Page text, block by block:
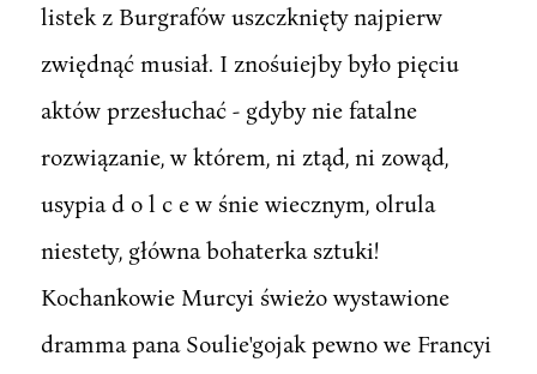
listek z Burgrafów uszczknięty najpierw
zwiędnąć musiał. I znośuiejby było pięciu
aktów przesłuchać - gdyby nie fatalne
rozwiązanie, w którem, ni ztąd, ni zowąd,
usypia d o l c e w śnie wiecznym, olrula
niestety, główna bohaterka sztuki!
Kochankowie Murcyi świeżo wystawione
dramma pana Soulie'gojak pewno we Francyi